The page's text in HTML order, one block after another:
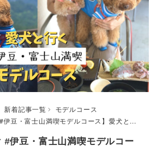
新着記事一覧
モデルコース
と一緒に観光して温泉に泊まろう！エスパルスドリームプラザ〜駿河湾フェリー〜ゆるり西伊豆〜伊豆パノラマパーク〜いけすやコース
#伊豆・富士山満喫モデルコー